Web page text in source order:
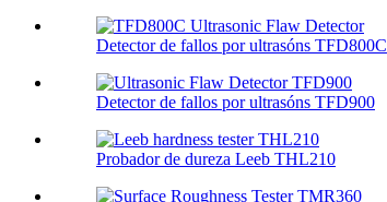
Detector de fallos por ultrasóns TFD800C
Detector de fallos por ultrasóns TFD900
Probador de dureza Leeb THL210